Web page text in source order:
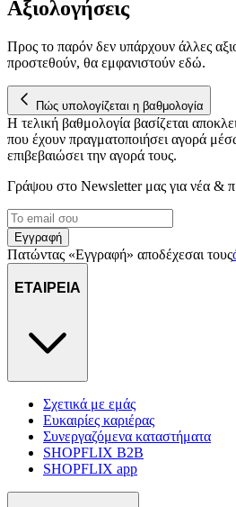
Αξιολογήσεις
Προς το παρόν δεν υπάρχουν άλλες
προστεθούν, θα εμφανιστούν εδώ.
Πώς υπολογίζεται η βαθμολογία
Η τελική βαθμολογία βασίζεται
που έχουν πραγματοποιήσει αγορά
επιβεβαιώσει την αγορά τους.
Γράψου στο Νewsletter μας για νέα &
Εγγραφή
Πατώντας «Εγγραφή» αποδέχεσαι τους
ΕΤΑΙΡΕΙΑ
Σχετικά με εμάς
Ευκαιρίες καριέρας
Συνεργαζόμενα καταστήματα
SHOPFLIX B2B
SHOPFLIX app